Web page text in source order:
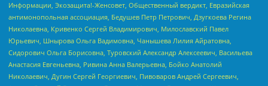
Информации, Экозащита!-Женсовет, Общественный вердикт, Евразийская
антимонопольная ассоциация, Бедушев Петр Петрович, Дзугкоева Регина
Николаевна, Кривенко Сергей Владимирович, Милославский Павел
Юрьевич, Шнырова Ольга Вадимовна, Чанышева Лилия Айратовна,
Сидорович Ольга Борисовна, Туровский Александр Алексеевич, Васильева
Анастасия Евгеньевна, Ривина Анна Валерьевна, Бойко Анатолий
Николаевич, Дугин Сергей Георгиевич, Пивоваров Андрей Сергеевич,